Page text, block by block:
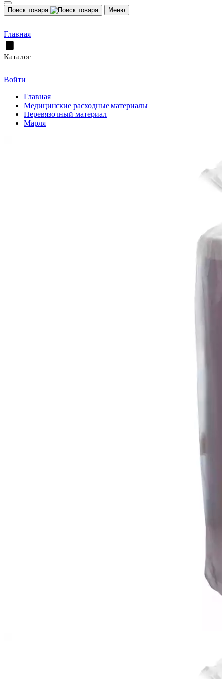
Поиск товара Меню
Главная
Каталог
Войти
Главная
Медицинские расходные материалы
Перевязочный материал
Марля